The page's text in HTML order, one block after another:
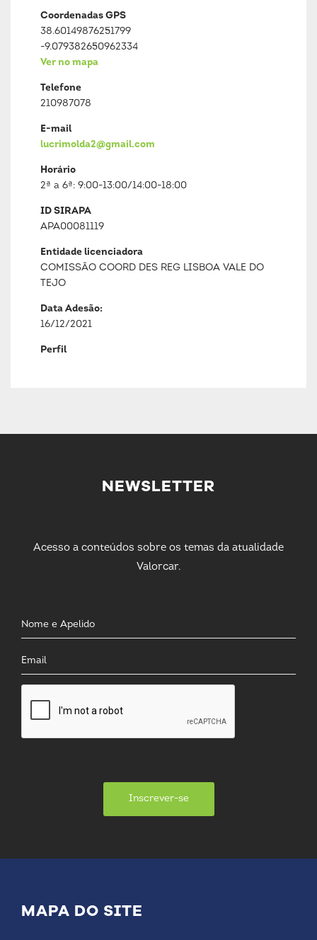
Coordenadas GPS
38.60149876251799
-9.079382650962334
Ver no mapa
Telefone
210987078
E-mail
lucrimolda2@gmail.com
Horário
2ª a 6ª: 9:00-13:00/14:00-18:00
ID SIRAPA
APA00081119
Entidade licenciadora
COMISSÃO COORD DES REG LISBOA VALE DO
TEJO
Data Adesão:
16/12/2021
Perfil
NEWSLETTER
Acesso a conteúdos sobre os temas da atualidade
Valorcar.
Inscrever-se
MAPA DO SITE